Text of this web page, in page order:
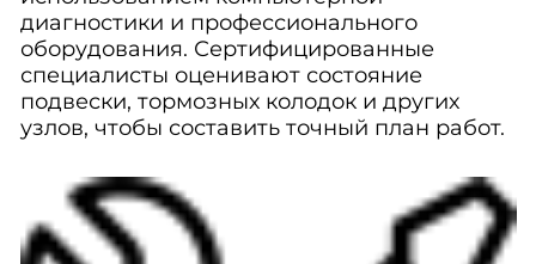
диагностики и профессионального
оборудования. Сертифицированные
специалисты оценивают состояние
подвески, тормозных колодок и других
узлов, чтобы составить точный план работ.